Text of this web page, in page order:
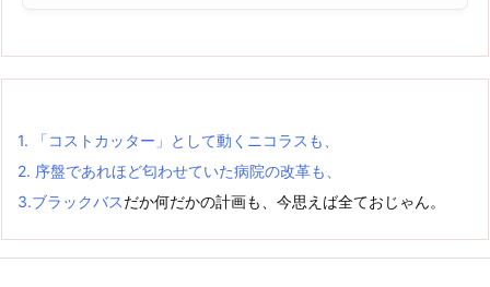
1. 「コストカッター」として動くニコラスも、
2. 序盤であれほど匂わせていた病院の改革も、
3.ブラックバスだか何だかの計画も、今思えば全ておじゃん。